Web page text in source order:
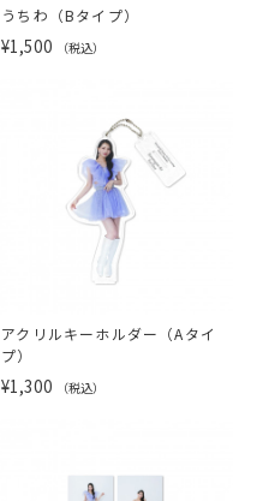
うちわ（Bタイプ）
¥1,500 （税込）
アクリルキーホルダー（Aタイ
プ）
¥1,300 （税込）